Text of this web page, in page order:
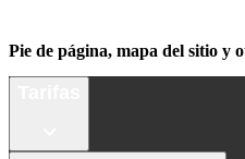
Pie de página, mapa del sitio y